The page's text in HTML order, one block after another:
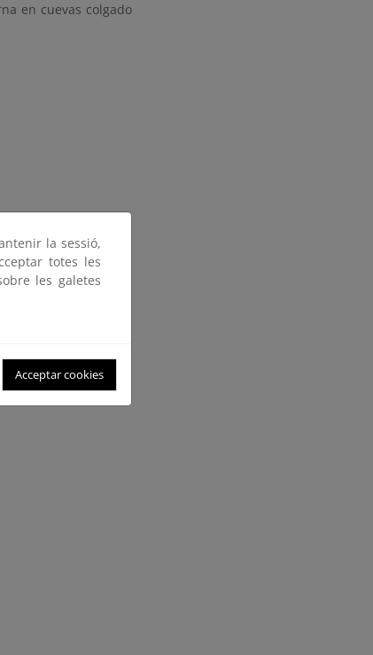
en cuevas colgado
la sessió,
totes les
les galetes
Acceptar cookies